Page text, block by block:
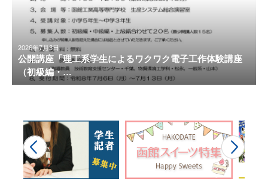
2026年7月3日
公開講座「理工系学生によるワクワク電子工作体験講座
（初級編・…